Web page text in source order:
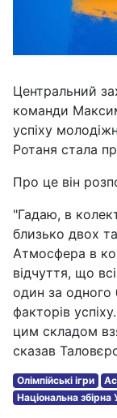
Центральний
команди
успіху
Ротаня стала
Про це він
"Гадаю, в
близько двох
Атмосфера в
відчуття, що
один за одного
факторів
цим складом
сказав
Олімпійські ігри
Національна збірна